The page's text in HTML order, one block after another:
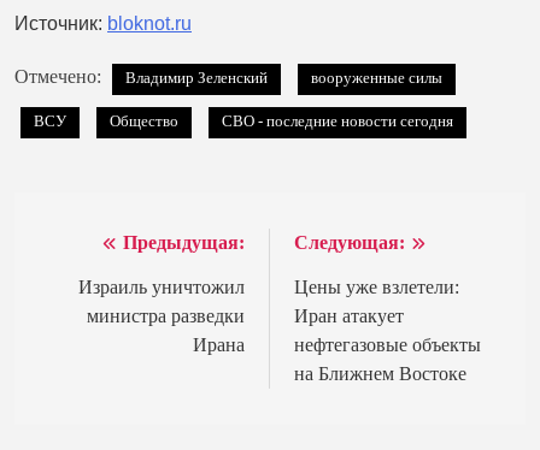
Источник: bloknot.ru
Отмечено: Владимир Зеленский вооруженные силы
ВСУ Общество СВО - последние новости сегодня
НавигацияПредыдущая:
Израиль уничтожил
министра разведки
Ирана
Следующая:
Цены уже взлетели:
Иран атакует
нефтегазовые объекты
на Ближнем Востоке